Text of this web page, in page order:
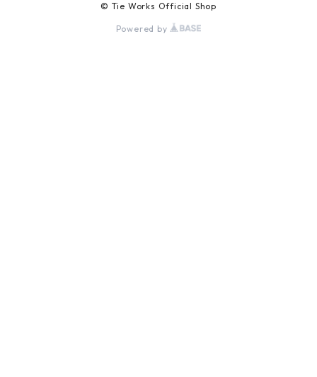
© Tie Works Official Shop
Powered by